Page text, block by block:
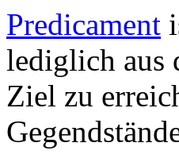
Predicament
lediglich aus
Ziel zu